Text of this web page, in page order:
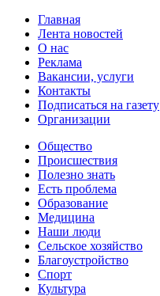
Главная
Лента новостей
О нас
Реклама
Вакансии, услуги
Контакты
Подписаться на газету
Организации
Общество
Происшествия
Полезно знать
Есть проблема
Образование
Медицина
Наши люди
Сельское хозяйство
Благоустройство
Спорт
Культура